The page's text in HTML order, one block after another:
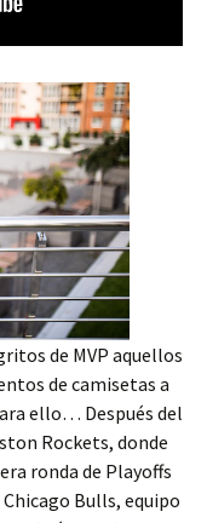
de MVP aquellos
de camisetas a
ello… Después del
Rockets, donde
ronda de Playoffs
Bulls, equipo